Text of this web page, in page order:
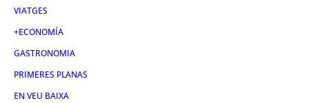
VIATGES
+ECONOMÍA
GASTRONOMIA
PRIMERES PLANAS
EN VEU BAIXA